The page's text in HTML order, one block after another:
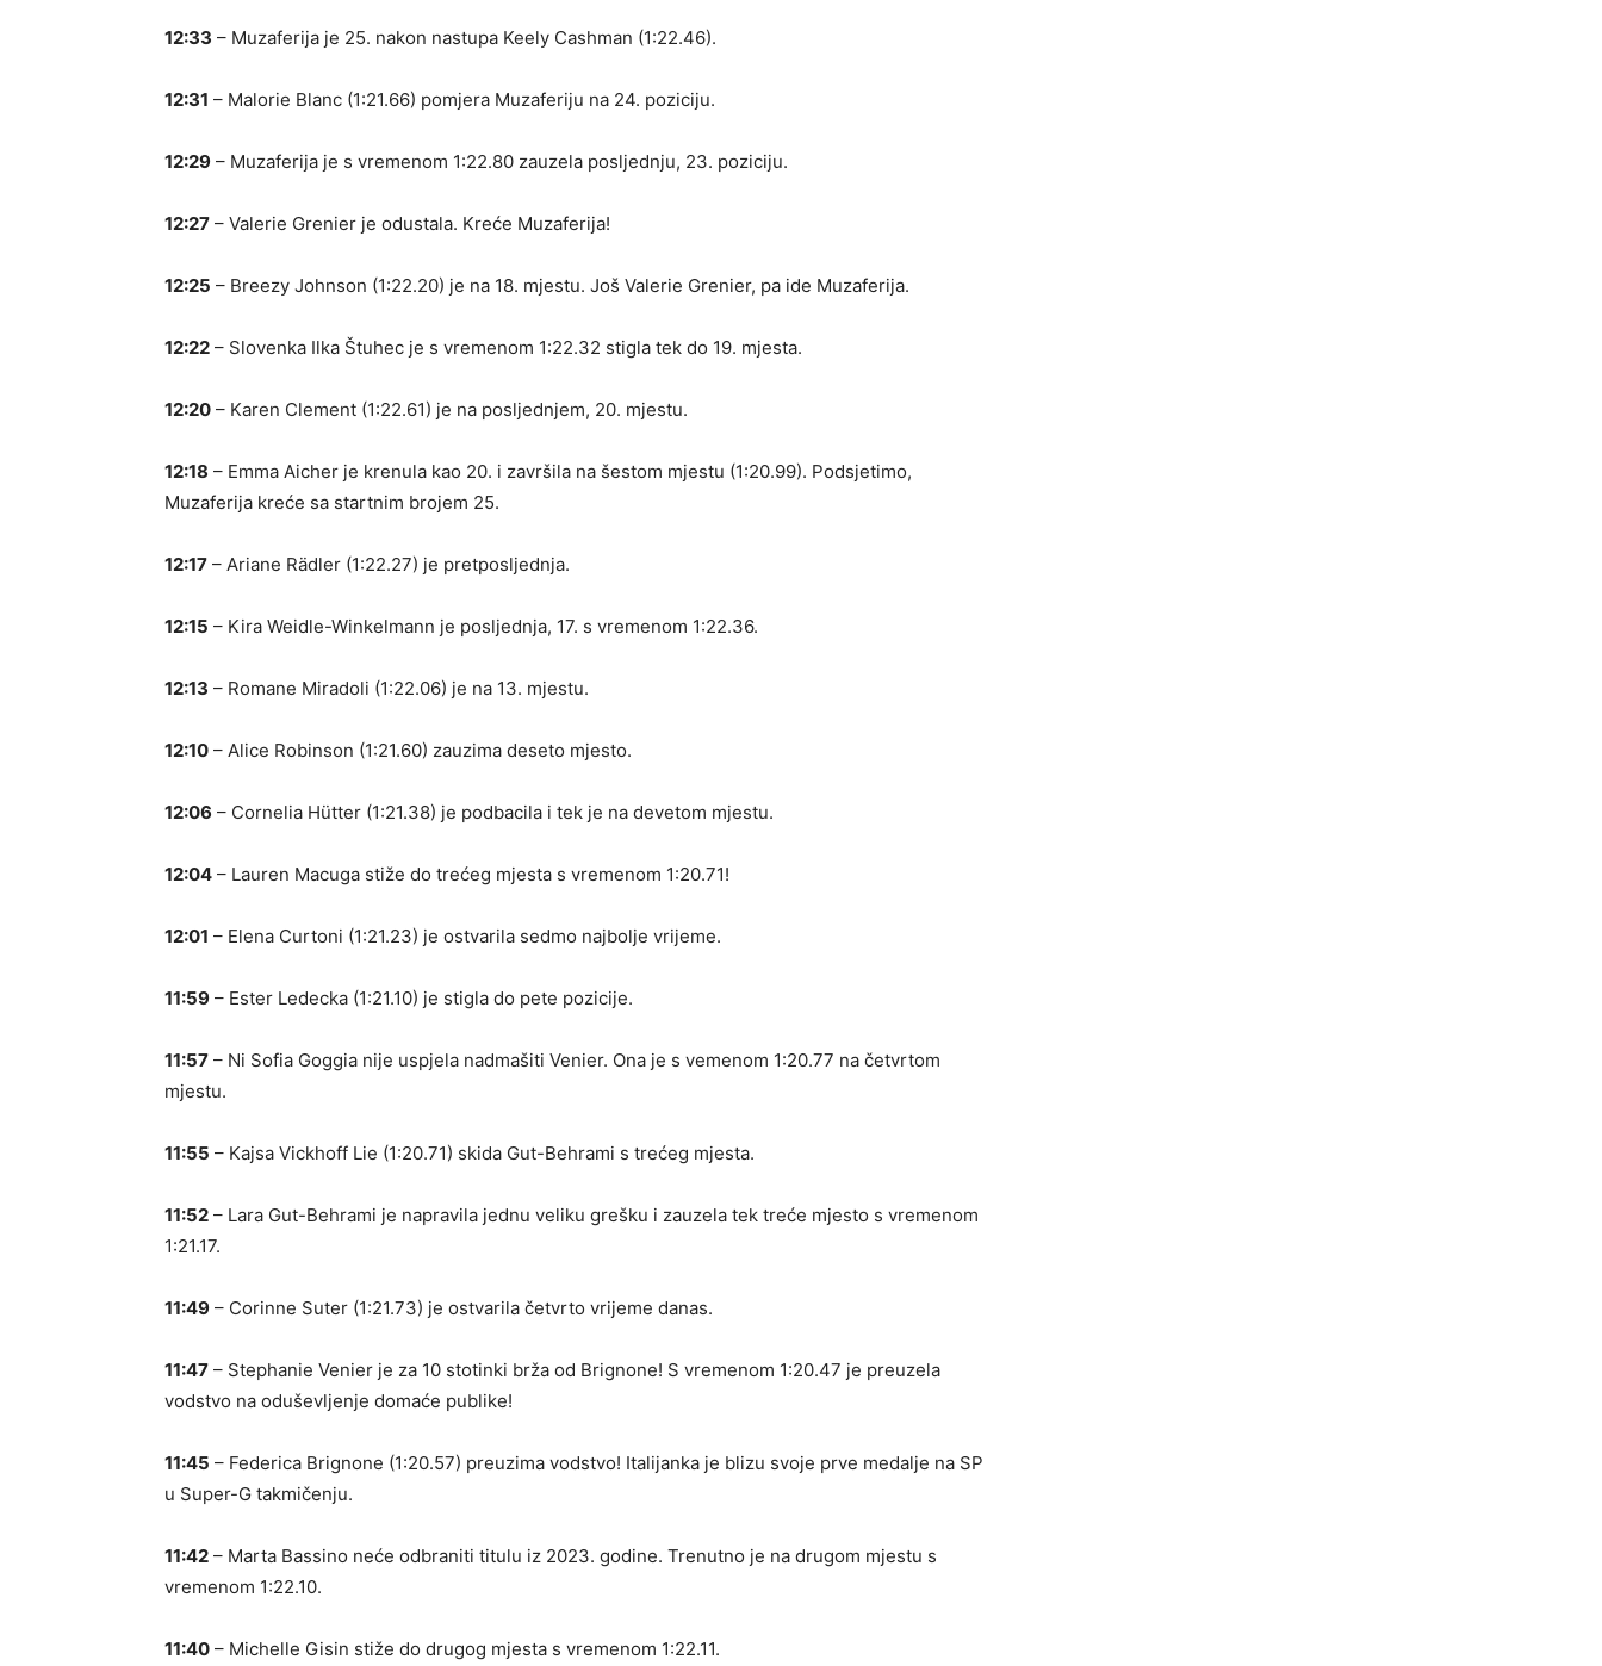
12:33 – Muzaferija je 25. nakon nastupa Keely Cashman (1:22.46).
12:31 – Malorie Blanc (1:21.66) pomjera Muzaferiju na 24. poziciju.
12:29 – Muzaferija je s vremenom 1:22.80 zauzela posljednju, 23. poziciju.
12:27 – Valerie Grenier je odustala. Kreće Muzaferija!
12:25 – Breezy Johnson (1:22.20) je na 18. mjestu. Još Valerie Grenier, pa ide Muzaferija.
12:22 – Slovenka Ilka Štuhec je s vremenom 1:22.32 stigla tek do 19. mjesta.
12:20 – Karen Clement (1:22.61) je na posljednjem, 20. mjestu.
12:18 – Emma Aicher je krenula kao 20. i završila na šestom mjestu (1:20.99). Podsjetimo,
Muzaferija kreće sa startnim brojem 25.
12:17 – Ariane Rädler (1:22.27) je pretposljednja.
12:15 – Kira Weidle-Winkelmann je posljednja, 17. s vremenom 1:22.36.
12:13 – Romane Miradoli (1:22.06) je na 13. mjestu.
12:10 – Alice Robinson (1:21.60) zauzima deseto mjesto.
12:06 – Cornelia Hütter (1:21.38) je podbacila i tek je na devetom mjestu.
12:04 – Lauren Macuga stiže do trećeg mjesta s vremenom 1:20.71!
12:01 – Elena Curtoni (1:21.23) je ostvarila sedmo najbolje vrijeme.
11:59 – Ester Ledecka (1:21.10) je stigla do pete pozicije.
11:57 – Ni Sofia Goggia nije uspjela nadmašiti Venier. Ona je s vemenom 1:20.77 na četvrtom
mjestu.
11:55 – Kajsa Vickhoff Lie (1:20.71) skida Gut-Behrami s trećeg mjesta.
11:52 – Lara Gut-Behrami je napravila jednu veliku grešku i zauzela tek treće mjesto s vremenom
1:21.17.
11:49 – Corinne Suter (1:21.73) je ostvarila četvrto vrijeme danas.
11:47 – Stephanie Venier je za 10 stotinki brža od Brignone! S vremenom 1:20.47 je preuzela
vodstvo na oduševljenje domaće publike!
11:45 – Federica Brignone (1:20.57) preuzima vodstvo! Italijanka je blizu svoje prve medalje na SP
u Super-G takmičenju.
11:42 – Marta Bassino neće odbraniti titulu iz 2023. godine. Trenutno je na drugom mjestu s
vremenom 1:22.10.
11:40 – Michelle Gisin stiže do drugog mjesta s vremenom 1:22.11.